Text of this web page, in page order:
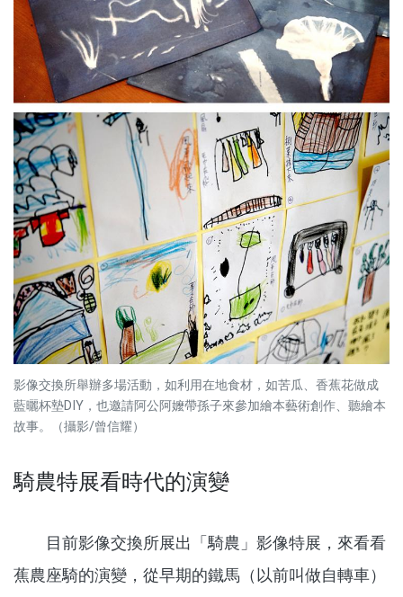
影像交換所舉辦多場活動，如利用在地食材，如苦瓜、香蕉花做成
藍曬杯墊DIY，也邀請阿公阿嬤帶孫子來參加繪本藝術創作、聽繪本
故事。（攝影/曾信耀）
騎農特展看時代的演變
目前影像交換所展出「騎農」影像特展，來看看
蕉農座騎的演變，從早期的鐵馬（以前叫做自轉車）